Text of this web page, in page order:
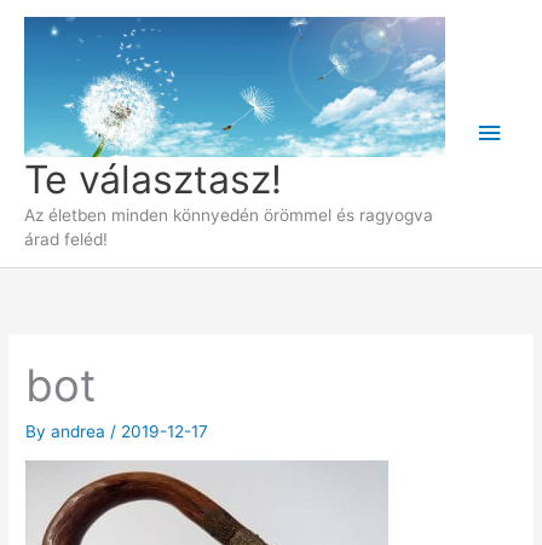
Skip
Te választasz!
Az életben minden könnyedén örömmel és ragyogva
árad feléd!
Main
bot
Byandrea / 2019-12-17